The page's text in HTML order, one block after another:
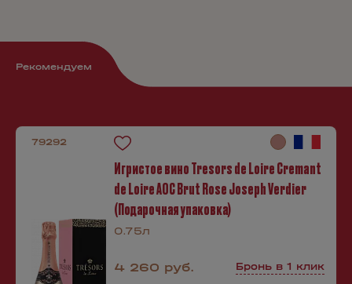
Рекомендуем
79292
Игристое вино Tresors de Loire Cremant
de Loire AOC Brut Rose Joseph Verdier
(Подарочная упаковка)
0.75л
4 260 руб. Бронь в 1 клик